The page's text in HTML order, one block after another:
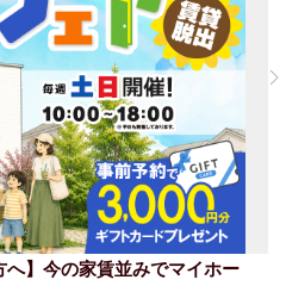
へ】今の家賃並みでマイホー